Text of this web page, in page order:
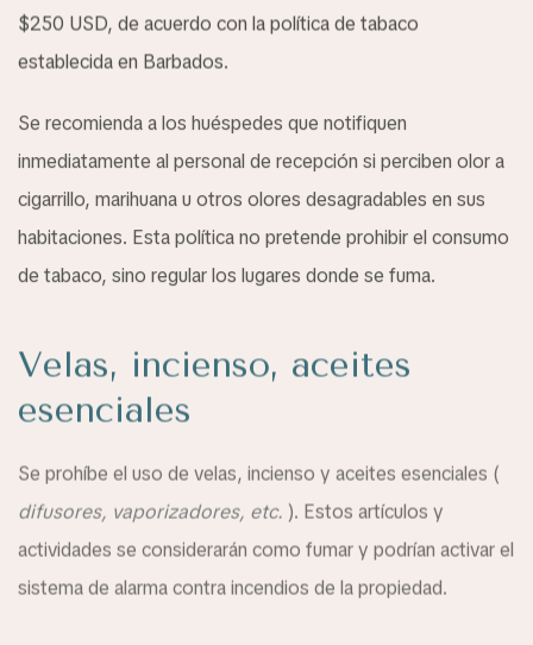
$250 USD, de acuerdo con la política de tabaco
establecida en Barbados.
Se recomienda a los huéspedes que notifiquen
inmediatamente al personal de recepción si perciben olor a
cigarrillo, marihuana u otros olores desagradables en sus
habitaciones. Esta política no pretende prohibir el consumo
de tabaco, sino regular los lugares donde se fuma.
Velas, incienso, aceites
esenciales
Se prohíbe el uso de velas, incienso y aceites esenciales (
difusores, vaporizadores, etc. ). Estos artículos y
actividades se considerarán como fumar y podrían activar el
sistema de alarma contra incendios de la propiedad.